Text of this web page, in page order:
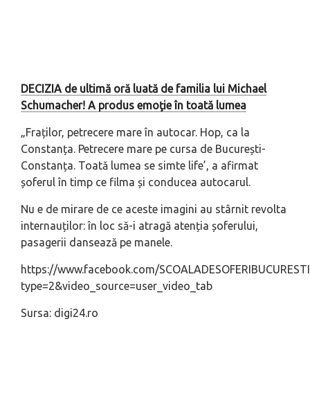
DECIZIA de ultimă oră luată de familia lui Michael
Schumacher! A produs emoţie în toată lumea
„Fraților, petrecere mare în autocar. Hop, ca la
Constanța. Petrecere mare pe cursa de București-
Constanța. Toată lumea se simte life’, a afirmat
șoferul în timp ce filma și conducea autocarul.
Nu e de mirare de ce aceste imagini au stârnit revolta
internauților: în loc să-i atragă atenția șoferului,
pasagerii dansează pe manele.
https://www.facebook.com/
type=2&video_source=user_video_tab
Sursa: digi24.ro